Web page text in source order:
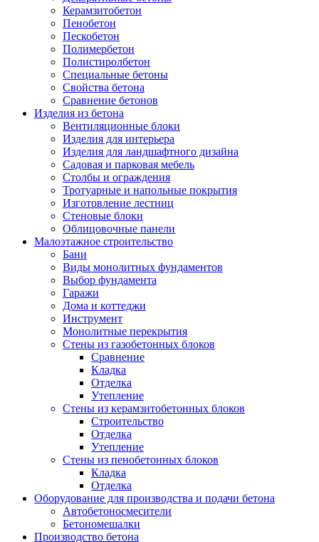
Керамзитобетон
Пенобетон
Пескобетон
Полимербетон
Полистиролбетон
Специальные бетоны
Свойства бетона
Сравнение бетонов
Изделия из бетона
Вентиляционные блоки
Изделия для интерьера
Изделия для ландшафтного дизайна
Садовая и парковая мебель
Столбы и ограждения
Тротуарные и напольные покрытия
Изготовление лестниц
Стеновые блоки
Облицовочные панели
Малоэтажное строительство
Бани
Виды монолитных фундаментов
Выбор фундамента
Гаражи
Дома и коттеджи
Инструмент
Монолитные перекрытия
Стены из газобетонных блоков
Сравнение
Кладка
Отделка
Утепление
Стены из керамзитобетонных блоков
Строительство
Отделка
Утепление
Стены из пенобетонных блоков
Кладка
Отделка
Оборудование для производства и подачи бетона
Автобетоносмесители
Бетономешалки
Производство бетона